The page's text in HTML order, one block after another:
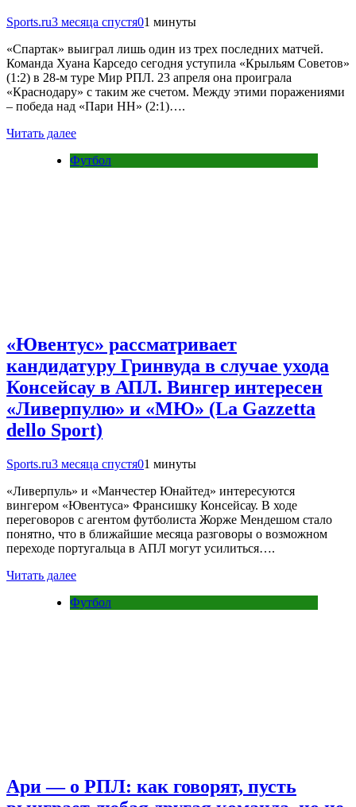
Sports.ru3 месяца спустя01 минуты
«Спартак» выиграл лишь один из трех последних матчей.
Команда Хуана Карседо сегодня уступила «Крыльям Советов»
(1:2) в 28-м туре Мир РПЛ. 23 апреля она проиграла
«Краснодару» с таким же счетом. Между этими поражениями
– победа над «Пари НН» (2:1)….
Читать далее
Футбол
«Ювентус» рассматривает
кандидатуру Гринвуда в случае ухода
Консейсау в АПЛ. Вингер интересен
«Ливерпулю» и «МЮ» (La Gazzetta
dello Sport)
Sports.ru3 месяца спустя01 минуты
«Ливерпуль» и «Манчестер Юнайтед» интересуются
вингером «Ювентуса» Франсишку Консейсау. В ходе
переговоров с агентом футболиста Жорже Мендешом стало
понятно, что в ближайшие месяца разговоры о возможном
переходе португальца в АПЛ могут усилиться….
Читать далее
Футбол
Ари — о РПЛ: как говорят, пусть